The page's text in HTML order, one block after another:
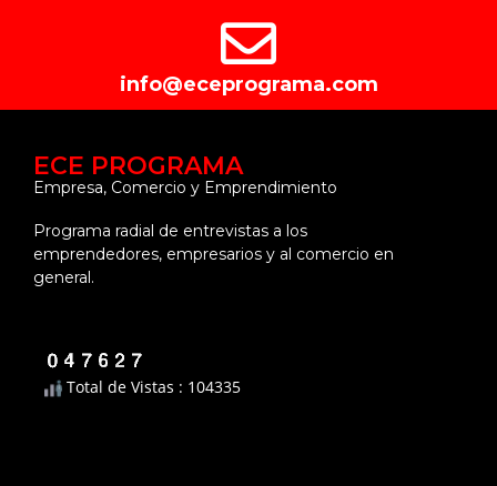
info@eceprograma.com
ECE PROGRAMA
Empresa, Comercio y Emprendimiento
Programa radial de entrevistas a los
emprendedores, empresarios y al comercio en
general.
Total de Vistas : 104335